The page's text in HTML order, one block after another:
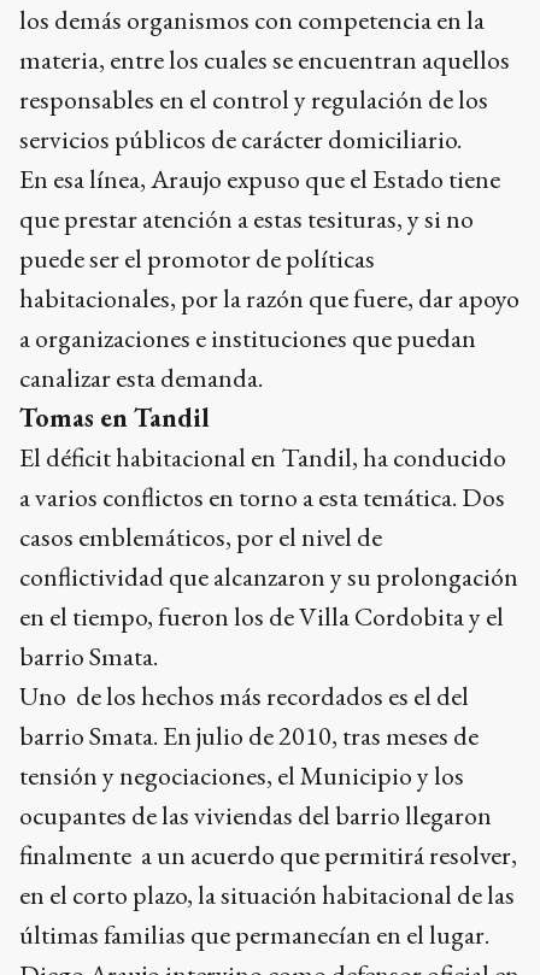
los demás organismos con competencia en la
materia, entre los cuales se encuentran aquellos
responsables en el control y regulación de los
servicios públicos de carácter domiciliario.
En esa línea, Araujo expuso que el Estado tiene
que prestar atención a estas tesituras, y si no
puede ser el promotor de políticas
habitacionales, por la razón que fuere, dar apoyo
a organizaciones e instituciones que puedan
canalizar esta demanda.
Tomas en Tandil
El déficit habitacional en Tandil, ha conducido
a varios conflictos en torno a esta temática. Dos
casos emblemáticos, por el nivel de
conflictividad que alcanzaron y su prolongación
en el tiempo, fueron los de Villa Cordobita y el
barrio Smata.
Uno de los hechos más recordados es el del
barrio Smata. En julio de 2010, tras meses de
tensión y negociaciones, el Municipio y los
ocupantes de las viviendas del barrio llegaron
finalmente a un acuerdo que permitirá resolver,
en el corto plazo, la situación habitacional de las
últimas familias que permanecían en el lugar.